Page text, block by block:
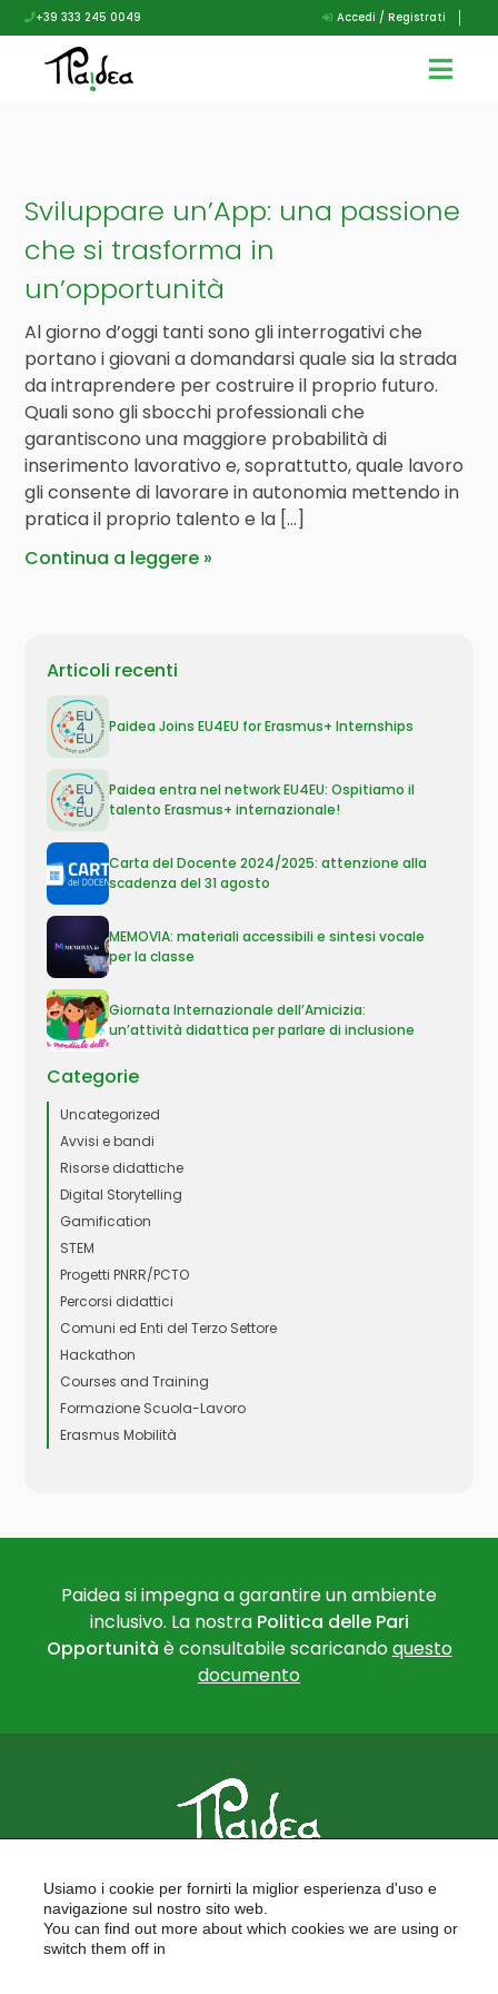
+39 333 245 0049 Accedi / Registrati
Sviluppare un’App: una passione
che si trasforma in
un’opportunità
Al giorno d’oggi tanti sono gli interrogativi che
portano i giovani a domandarsi quale sia la strada
da intraprendere per costruire il proprio futuro.
Quali sono gli sbocchi professionali che
garantiscono una maggiore probabilità di
inserimento lavorativo e, soprattutto, quale lavoro
gli consente di lavorare in autonomia mettendo in
pratica il proprio talento e la […]
Continua a leggere
Articoli recenti
Paidea Joins EU4EU for Erasmus+ Internships
Paidea entra nel network EU4EU: Ospitiamo il
talento Erasmus+ internazionale!
Carta del Docente 2024/2025: attenzione alla
scadenza del 31 agosto
MEMOVIA: materiali accessibili e sintesi vocale
per la classe
Giornata Internazionale dell’Amicizia:
un’attività didattica per parlare di inclusione
Categorie
Uncategorized
Avvisi e bandi
Risorse didattiche
Digital Storytelling
Gamification
STEM
Progetti PNRR/PCTO
Percorsi didattici
Comuni ed Enti del Terzo Settore
Hackathon
Courses and Training
Formazione Scuola-Lavoro
Erasmus Mobilità
Paidea si impegna a garantire un ambiente
inclusivo. La nostra Politica delle Pari
Opportunità è consultabile scaricandoquesto
documento
FORMAZIONE PER LE SCUOLE
FORMAZIONE PROFESSIONALE
PROGETTI EUROPEI
Usiamo i cookie per fornirti la miglior esperienza d'uso e
navigazione sul nostro sito web.
You can find out more about which cookies we are using or
switch them off in